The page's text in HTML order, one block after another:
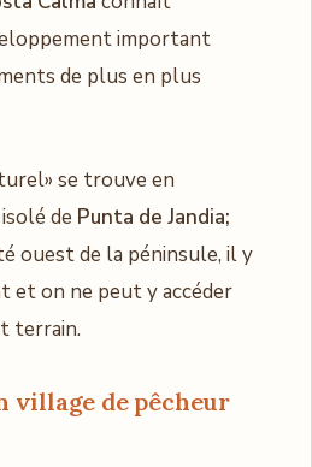
important
de plus en plus
se trouve en
de Punta de Jandia;
ouest de la péninsule, il y
et on ne peut y accéder
terrain.
village de pêcheur